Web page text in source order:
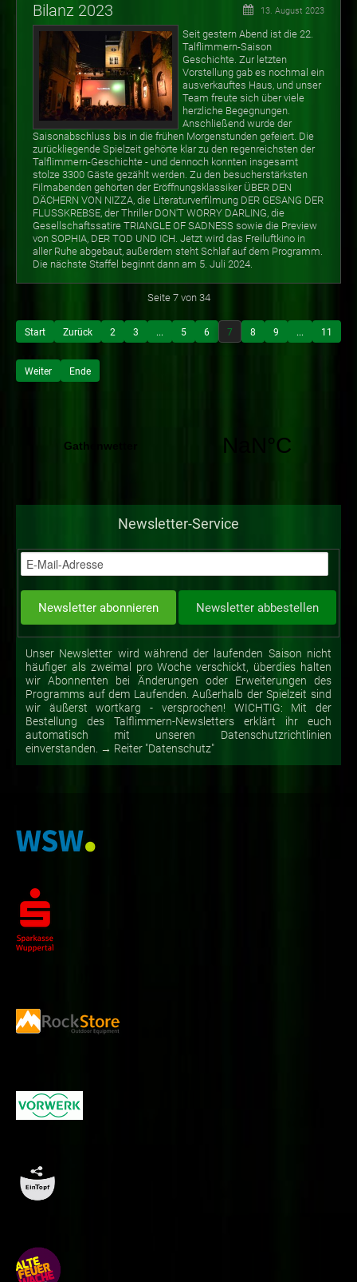
Bilanz 2023 13. August 2023
Seit gestern Abend ist die 22.
Talflimmern-Saison
Geschichte. Zur letzten
Vorstellung gab es nochmal ein
ausverkauftes Haus, und unser
Team freute sich über viele
herzliche Begegnungen.
Anschließend wurde der
Saisonabschluss bis in die frühen Morgenstunden gefeiert. Die
zurückliegende Spielzeit gehörte klar zu den regenreichsten der
Talflimmern-Geschichte - und dennoch konnten insgesamt
stolze 3300 Gäste gezählt werden. Zu den besucherstärksten
Filmabenden gehörten der Eröffnungsklassiker ÜBER DEN
DÄCHERN VON NIZZA, die Literaturverfilmung DER GESANG DER
FLUSSKREBSE, der Thriller DON'T WORRY DARLING, die
Gesellschaftssatire TRIANGLE OF SADNESS sowie die Preview
von SOPHIA, DER TOD UND ICH. Jetzt wird das Freiluftkino in
aller Ruhe abgebaut, außerdem steht Schlaf auf dem Programm.
Die nächste Staffel beginnt dann am 5. Juli 2024.
Seite 7 von 34
Start Zurück 2 3 ... 5 6 7 8 9 ... 11
Weiter Ende
Newsletter-Service
Unser Newsletter wird während der laufenden Saison nicht
häufiger als zweimal pro Woche verschickt, überdies halten
wir Abonnenten bei Änderungen oder Erweiterungen des
Programms auf dem Laufenden. Außerhalb der Spielzeit sind
wir äußerst wortkarg - versprochen! WICHTIG: Mit der
Bestellung des Talflimmern-Newsletters erklärt ihr euch
automatisch mit unseren Datenschutzrichtlinien
einverstanden. → Reiter "Datenschutz"